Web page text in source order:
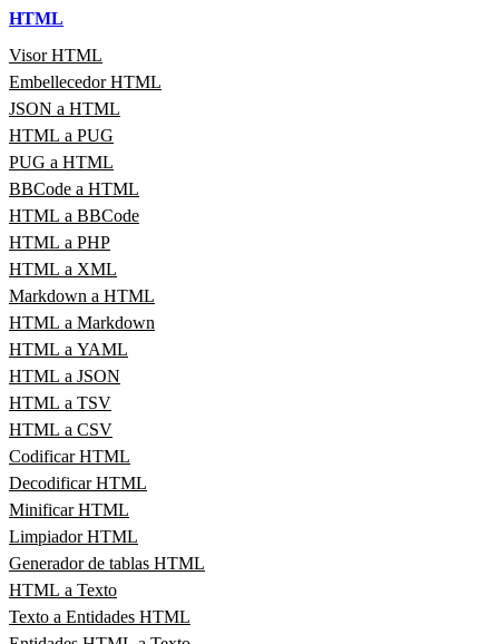
HTML
Visor HTML
Embellecedor HTML
JSON a HTML
HTML a PUG
PUG a HTML
BBCode a HTML
HTML a BBCode
HTML a PHP
HTML a XML
Markdown a HTML
HTML a Markdown
HTML a YAML
HTML a JSON
HTML a TSV
HTML a CSV
Codificar HTML
Decodificar HTML
Minificar HTML
Limpiador HTML
Generador de tablas HTML
HTML a Texto
Texto a Entidades HTML